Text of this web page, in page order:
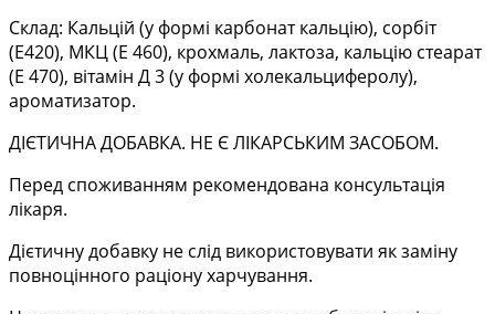
Склад: Кальцій (у формі карбонат кальцію), сорбіт
(Е420), МКЦ (Е 460), крохмаль, лактоза, кальцію стеарат
(Е 470), вітамін Д 3 (у формі холекальциферолу),
ароматизатор.
ДІЄТИЧНА ДОБАВКА. НЕ Є ЛІКАРСЬКИМ ЗАСОБОМ.
Перед споживанням рекомендована консультація
лікаря.
Дієтичну добавку не слід використовувати як заміну
повноцінного раціону харчування.